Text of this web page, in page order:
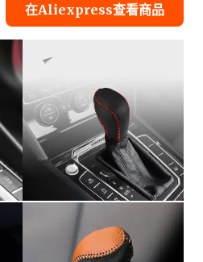
在Aliexpress查看商品